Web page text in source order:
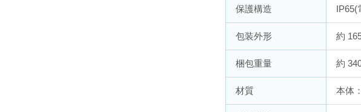
保護構造 IP65(
包装外形 約
梱包重量 約
材質 本体